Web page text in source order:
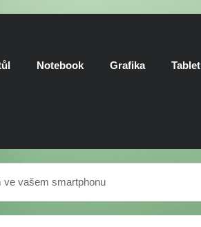
Notebook Grafika Tablet
vašem smartphonu